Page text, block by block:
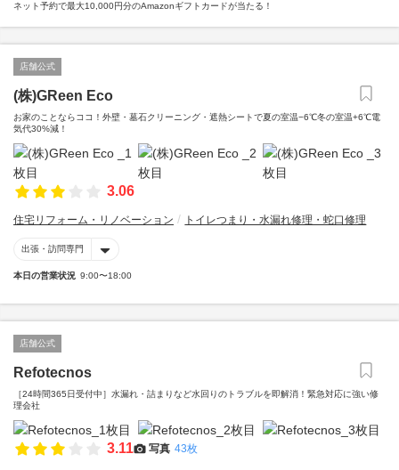
ネット予約で最大10,000円分のAmazonギフトカードが当たる！
店舗公式
(株)GReen Eco
お家のことならココ！外壁・墓石クリーニング・遮熱シートで夏の室温−6℃冬の室温+6℃電
気代30%減！
3.06
住宅リフォーム・リノベーション トイレつまり・水漏れ修理・蛇口修理
出張・訪問専門
本日の営業状況 9:00〜18:00
店舗公式
Refotecnos
［24時間365日受付中］水漏れ・詰まりなど水回りのトラブルを即解消！緊急対応に強い修
理会社
3.11 写真 43枚